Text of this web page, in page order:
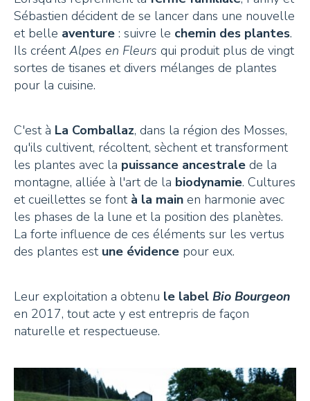
Sébastien décident de se lancer dans une nouvelle
et belle aventure : suivre le chemin des plantes.
Ils créent Alpes en Fleurs qui produit plus de vingt
sortes de tisanes et divers mélanges de plantes
pour la cuisine.
C'est à La Comballaz, dans la région des Mosses,
qu'ils cultivent, récoltent, sèchent et transforment
les plantes avec la puissance ancestrale de la
montagne, alliée à l'art de la biodynamie. Cultures
et cueillettes se font à la main en harmonie avec
les phases de la lune et la position des planètes.
La forte influence de ces éléments sur les vertus
des plantes est une évidence pour eux.
Leur exploitation a obtenu le label Bio Bourgeon
en 2017, tout acte y est entrepris de façon
naturelle et respectueuse.